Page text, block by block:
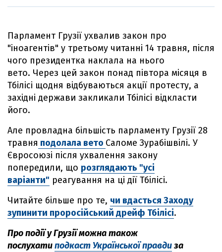
Парламент Грузії ухвалив закон про
"іноагентів" у третьому читанні 14 травня, після
чого президентка наклала на нього
вето. Через цей закон понад півтора місяця в
Тбілісі щодня відбуваються акції протесту, а
західні держави закликали Тбілісі відкласти
його.
Але провладна більшість парламенту Грузії 28
травня подолала вето Саломе Зурабішвілі. У
Євросоюзі після ухвалення закону
попередили, що розглядають "усі
варіанти" реагування на ці дії Тбілісі.
Читайте більше про те, чи вдасться Заходу
зупинити проросійський дрейф Тбілісі.
Про події у Грузії можна також
послухатиподкаст Української правдиза